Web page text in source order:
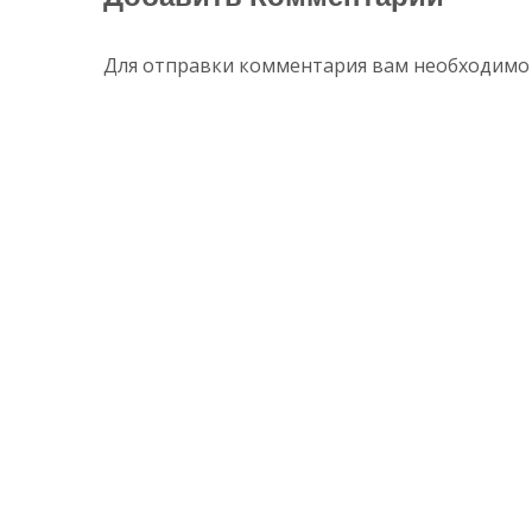
Для отправки комментария вам необходимо